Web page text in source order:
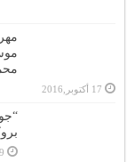
17 أكتوبر,2016
29